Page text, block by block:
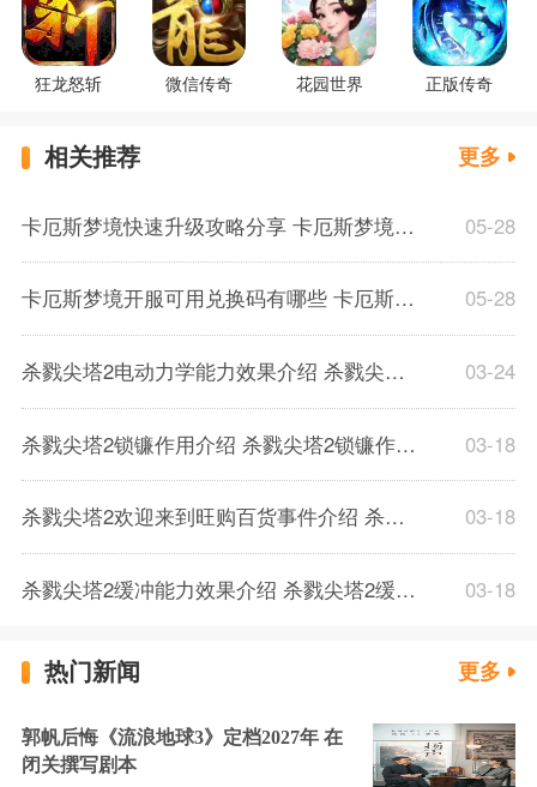
狂龙怒斩 微信传奇 花园世界 正版传奇
相关推荐 更多
卡厄斯梦境快速升级攻略分享 卡厄斯梦境体力规划分配推荐介绍 05-28
卡厄斯梦境开服可用兑换码有哪些 卡厄斯梦境通用兑换码一览 05-28
杀戮尖塔2电动力学能力效果介绍 杀戮尖塔2电动力学能力效果解析一览 03-24
杀戮尖塔2锁镰作用介绍 杀戮尖塔2锁镰作用解析一览 03-18
杀戮尖塔2欢迎来到旺购百货事件介绍 杀戮尖塔2欢迎来到旺购百货事件解析 03-18
杀戮尖塔2缓冲能力效果介绍 杀戮尖塔2缓冲能力解析一览 03-18
热门新闻 更多
郭帆后悔《流浪地球3》定档2027年 在
闭关撰写剧本